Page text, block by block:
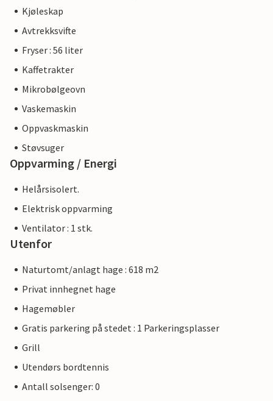
Kjøleskap
Avtrekksvifte
Fryser : 56 liter
Kaffetrakter
Mikrobølgeovn
Vaskemaskin
Oppvaskmaskin
Støvsuger
Oppvarming / Energi
Helårsisolert.
Elektrisk oppvarming
Ventilator : 1 stk.
Utenfor
Naturtomt/anlagt hage : 618 m2
Privat innhegnet hage
Hagemøbler
Gratis parkering på stedet : 1 Parkeringsplasser
Grill
Utendørs bordtennis
Antall solsenger: 0